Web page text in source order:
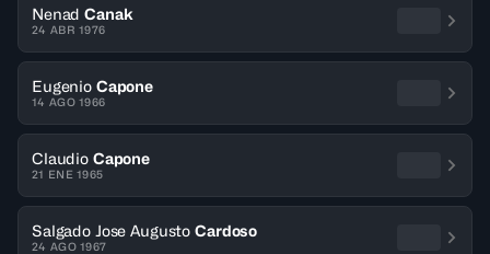
Nenad Canak
24 ABR 1976
Eugenio Capone
14 AGO 1966
Claudio Capone
21 ENE 1965
Salgado Jose Augusto Cardoso
24 AGO 1967